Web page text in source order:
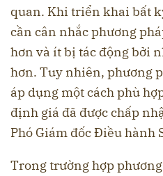
quan. Khi triển khai bất
cần cân nhắc phương
hơn và ít bị tác động bởi
hơn. Tuy nhiên, phương
áp dụng một cách phù
định giá đã được chấp
Phó Giám đốc Điều hành
Trong trường hợp